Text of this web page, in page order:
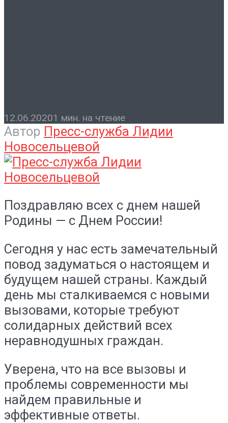
12.06.20201 мин. на чтение
Автор Пресс-служба Лидии
Новосельцевой
Поздравляю всех с днем нашей
Родины — с Днем России!
Сегодня у нас есть замечательный
повод задуматься о настоящем и
будущем нашей страны. Каждый
день мы сталкиваемся с новыми
вызовами, которые требуют
солидарных действий всех
неравнодушных граждан.
Уверена, что на все вызовы и
проблемы современности мы
найдем правильные и
эффективные ответы.